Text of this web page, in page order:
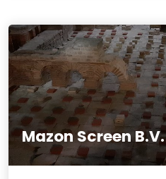
Mazon Screen B.V.